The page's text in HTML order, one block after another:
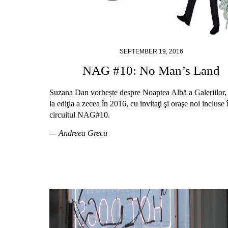
SEPTEMBER 19, 2016
NAG #10: No Man’s Land
Suzana Dan vorbește despre Noaptea Albă a Galeriilor,
la ediţia a zecea în 2016, cu invitaţi şi oraşe noi incluse
circuitul NAG#10.
— Andreea Grecu